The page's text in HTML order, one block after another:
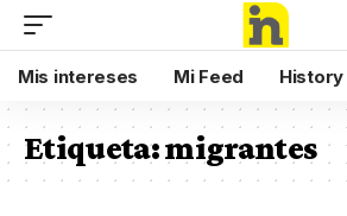
Mis intereses Mi Feed History
Etiqueta:migrantes